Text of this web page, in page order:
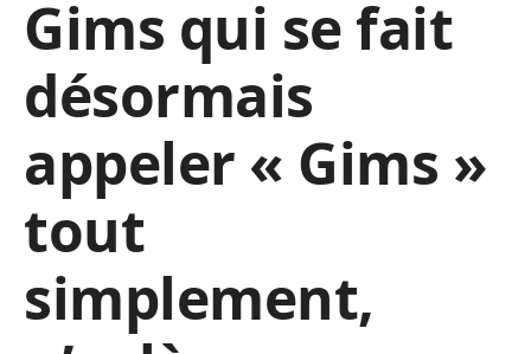
Gims qui se fait
désormais
appeler « Gims »
tout
simplement,